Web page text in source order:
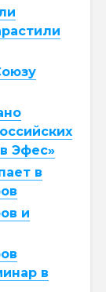
Эфес»
в
и
в